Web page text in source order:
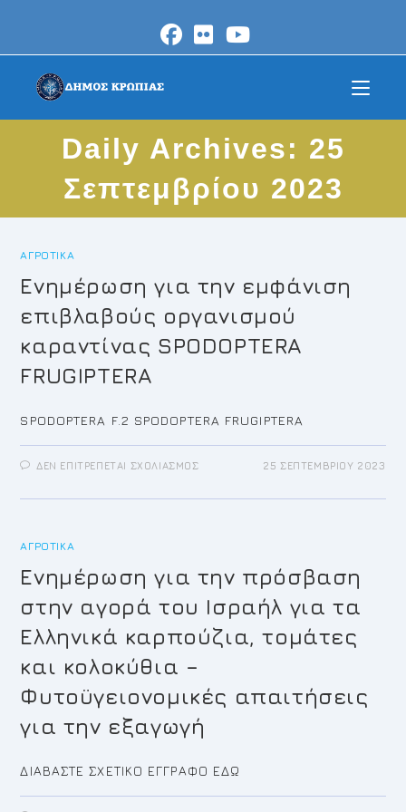
content
Daily Archives: 25
Σεπτεμβρίου 2023
ΑΓΡΟΤΙΚΆ
Ενημέρωση για την εμφάνιση
επιβλαβούς οργανισμού
καραντίνας SPODOPTERA
FRUGIPTERA
SPODOPTERA F.2 SPODOPTERA FRUGIPTERA
ΔΕΝ ΕΠΙΤΡΈΠΕΤΑΙ ΣΧΟΛΙΑΣΜΌΣΣΤΟ
ΤΗΝ
FRUGIPTERA
25 ΣΕΠΤΕΜΒΡΊΟΥ 2023
ΑΓΡΟΤΙΚΆ
Ενημέρωση για την πρόσβαση
στην αγορά του Ισραήλ για τα
Ελληνικά καρπούζια, τομάτες
και κολοκύθια –
Φυτοϋγειονομικές απαιτήσεις
για την εξαγωγή
ΔΙΑΒΑΣΤΕ ΣΧΕΤΙΚΟ ΕΓΓΡΑΦΟ ΕΔΩ